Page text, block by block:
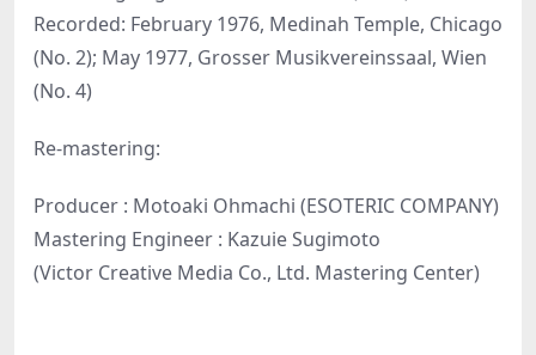
Recorded: February 1976, Medinah Temple, Chicago
(No. 2); May 1977, Grosser Musikvereinssaal, Wien
(No. 4)
Re-mastering:
Producer : Motoaki Ohmachi (ESOTERIC COMPANY)
Mastering Engineer : Kazuie Sugimoto
(Victor Creative Media Co., Ltd. Mastering Center)